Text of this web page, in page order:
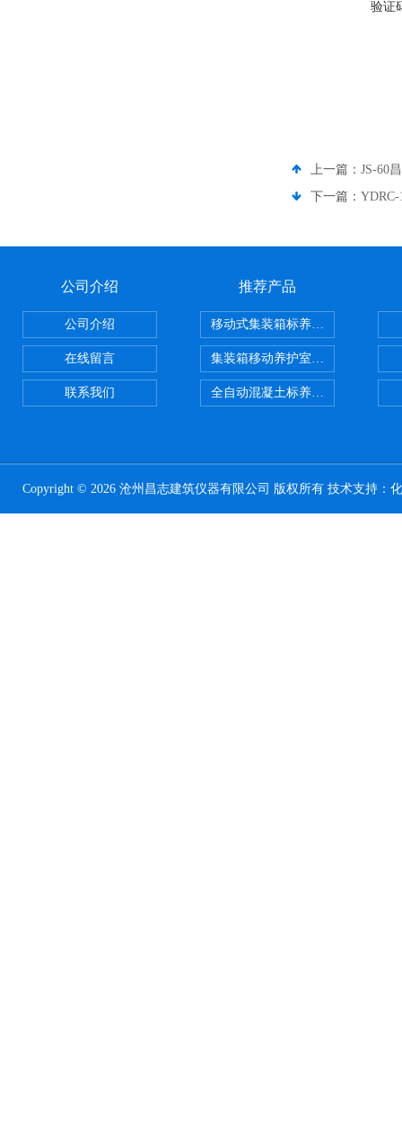
验证
上一篇： JS-60
下一篇：
公司介绍
公司介绍
在线留言
联系我们
推荐产品
移动式集装箱标养室 养护室设备
集装箱移动养护室 标养室
全自动混凝土标养室恒温恒湿设备
Copyright © 2026 沧州昌志建筑仪器有限公司 版权所有 技术支持：